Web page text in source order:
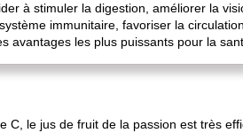
à stimuler la digestion, améliorer la
immunitaire, favoriser la
avantages les plus puissants pour la
C, le jus de fruit de la passion est très